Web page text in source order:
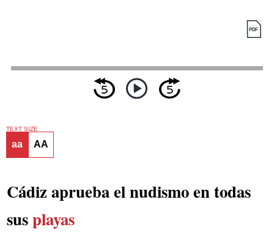
TEXT SIZE
aa AA
Cádiz aprueba el nudismo en todas
susplayas